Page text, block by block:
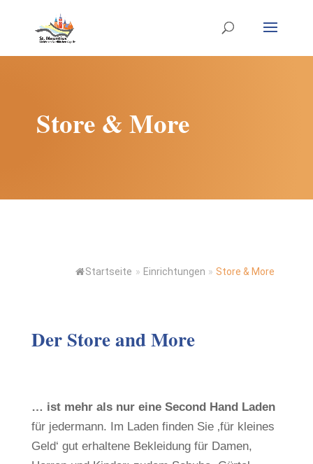
Store & More
Startseite » Einrichtungen » Store & More
Der Store and More
… ist mehr als nur eine Second Hand Laden
für jedermann. Im Laden finden Sie ‚für kleines
Geld‘ gut erhaltene Bekleidung für Damen,